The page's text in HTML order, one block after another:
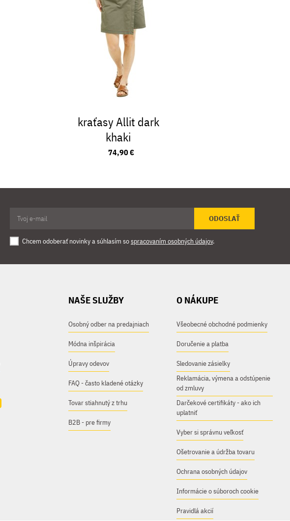
kraťasy Allit dark
khaki
74,90 €
ODOSLAŤ
Chcem odoberať novinky a súhlasím sospracovaním osobných údajov.
NAŠE SLUŽBY
Osobný odber na predajniach
Módna inšpirácia
Úpravy odevov
FAQ - často kladené otázky
Tovar stiahnutý z trhu
B2B - pre firmy
O NÁKUPE
Všeobecné obchodné podmienky
Doručenie a platba
Sledovanie zásielky
Reklamácia, výmena a odstúpenie
od zmluvy
Darčekové certifikáty - ako ich
uplatniť
Vyber si správnu veľkosť
Ošetrovanie a údržba tovaru
Ochrana osobných údajov
Informácie o súboroch cookie
Pravidlá akcií